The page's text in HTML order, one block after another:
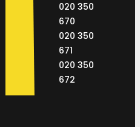
020 350
670
020 350
671
020 350
672